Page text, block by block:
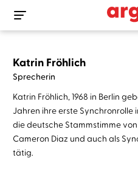
Katrin Fröhlich
Sprecherin
Katrin Fröhlich, 1968 in Berlin
Jahren ihre erste Synchronrolle
die deutsche Stammstimme
Cameron Diaz und auch als
tätig.